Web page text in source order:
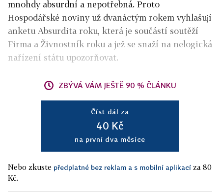
mnohdy absurdní a nepotřebná. Proto
Hospodářské noviny už dvanáctým rokem vyhlašují
anketu Absurdita roku, která je součástí soutěží
Firma a Živnostník roku a jež se snaží na nelogická
nařízení státu upozorňovat.
ZBÝVÁ VÁM JEŠTĚ 90 % ČLÁNKU
Číst dál za
40 Kč
na první dva měsíce
Nebo zkuste předplatné bez reklam a s mobilní aplikací za 80
Kč.